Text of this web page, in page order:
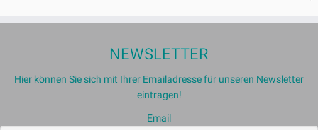
NEWSLETTER
Hier können Sie sich mit Ihrer Emailadresse für unseren Newsletter
eintragen!
Email